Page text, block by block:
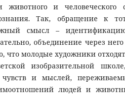
животного и человеческого
Так, обращение к
смысл –
объединение через него
что молодые художники
изобразительной
чувств и мыслей,
людей и